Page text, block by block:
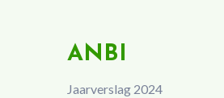
ANBI
Jaarverslag 2024